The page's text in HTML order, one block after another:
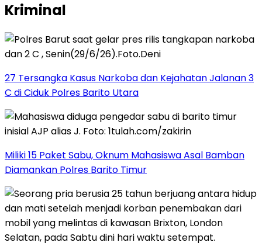
Kriminal
27 Tersangka Kasus Narkoba dan Kejahatan Jalanan 3
C di Ciduk Polres Barito Utara
Miliki 15 Paket Sabu, Oknum Mahasiswa Asal Bamban
Diamankan Polres Barito Timur